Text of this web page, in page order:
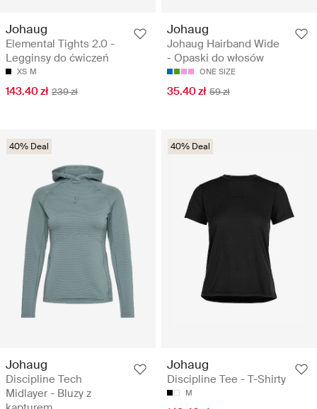
Johaug
Elemental Tights 2.0 -
Legginsy do ćwiczeń
XS M
143.40 zł 239 zł
Johaug
Johaug Hairband Wide
- Opaski do włosów
ONE SIZE
35.40 zł 59 zł
40% Deal
Johaug
Discipline Tech
Midlayer - Bluzy z
40% Deal
Johaug
Discipline Tee - T-Shirty
M